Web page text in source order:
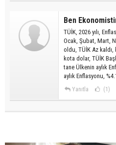
Ben
TÜİK, 2026 yılı,
Ocak, Şubat, Mart,
oldu, TÜİK Az kaldı,
kota dolar, TÜİK
tane Ülkenin aylık
aylık Enflasyonu,
Yanıtla (1)